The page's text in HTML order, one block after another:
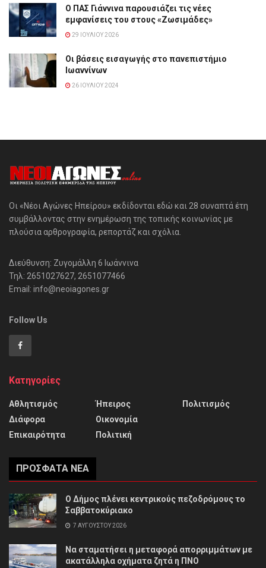
Ο ΠΑΣ Γιάννινα παρουσιάζει τις νέες
εμφανίσεις του στους «Ζωσιμάδες»
29 ΙΟΥΛΊΟΥ 2026
Οι βάσεις εισαγωγής στο πανεπιστήμιο
Ιωαννίνων
26 ΙΟΥΛΊΟΥ 2024
Οι «Νέοι Αγώνες Ηπείρου» εκδίδονται εδώ και 28 συναπτά έτη
συμβάλλοντας στην ενημέρωση της τοπικής κοινωνίας με
πλούσια αρθρογραφία, ρεπορτάζ και σχόλια.
Διεύθυνση: Ζυγομάλλη 6 Ιωάννινα
Τηλ: 2651027627, 2651077466
Email: info@neoiagones.gr
Follow Us
Κατηγορίες
Αθλητισμός
Διάφορα
Επικαιρότητα
Ήπειρος
Οικονομία
Πολιτική
Πολιτισμός
ΠΡΌΣΦΑΤΑ ΝΈΑ
Ο Δήμος πλένει κεντρικούς πεζοδρόμους το
Σαββατοκύριακο
7 ΑΥΓΟΎΣΤΟΥ 2026
Να σταματήσει η μεταφορά απορριμμάτων με
ακατάλληλα οχήματα ζητά η ΠΝΟ